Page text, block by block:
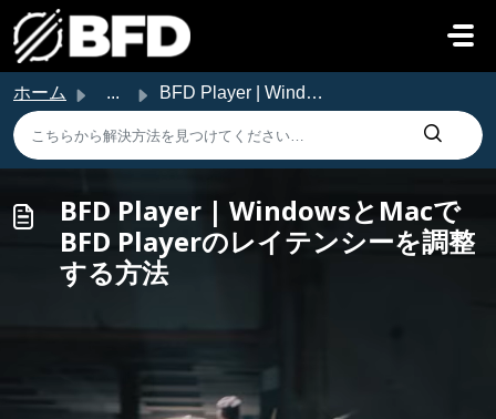
メインコンテンツに移動
ホーム ... BFD Player | WindowsとMacでBFD Playerのレイテンシーを調整する方法
BFD Player | WindowsとMacで
BFD Playerのレイテンシーを調整
する方法